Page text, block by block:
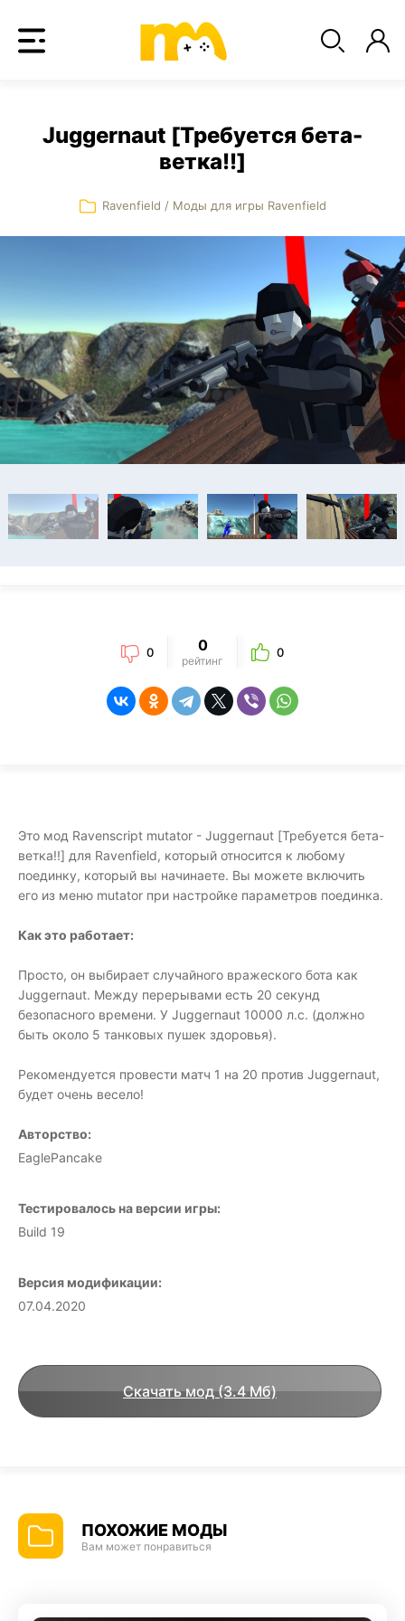
Juggernaut [Требуется бета-
ветка!!]
Ravenfield / Моды для игры Ravenfield
0 0
рейтинг
0
Это мод Ravenscript mutator - Juggernaut [Требуется бета-
ветка!!] для Ravenfield, который относится к любому
поединку, который вы начинаете. Вы можете включить
его из меню mutator при настройке параметров поединка.
Как это работает:
Просто, он выбирает случайного вражеского бота как
Juggernaut. Между перерывами есть 20 секунд
безопасного времени. У Juggernaut 10000 л.с. (должно
быть около 5 танковых пушек здоровья).
Рекомендуется провести матч 1 на 20 против Juggernaut,
будет очень весело!
Авторство:
EaglePancake
Тестировалось на версии игры:
Build 19
Версия модификации:
07.04.2020
Скачать мод (3.4 Мб)
ПОХОЖИЕ МОДЫ
Вам может понравиться